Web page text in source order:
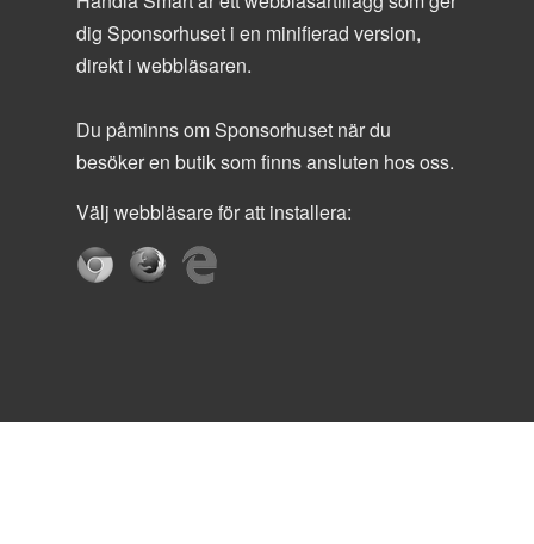
dig Sponsorhuset i en minifierad version,
direkt i webbläsaren.
Du påminns om Sponsorhuset när du
besöker en butik som finns ansluten hos oss.
Välj webbläsare för att installera: